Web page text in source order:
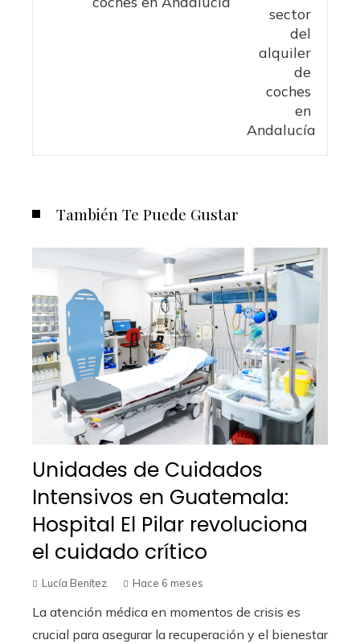
También Te Puede Gustar
Unidades de Cuidados
Intensivos en Guatemala:
Hospital El Pilar revoluciona
el cuidado crítico
Lucía Benítez Hace 6 meses
La atención médica en momentos de crisis es
crucial para asegurar la recuperación y el bienestar